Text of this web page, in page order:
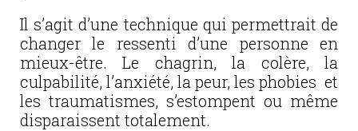
Il s’agit d’une technique qui permettrait de
changer le ressenti d’une personne en
mieux-être. Le chagrin, la colère, la
culpabilité, l’anxiété, la peur, les phobies et
les traumatismes, s’estompent ou même
disparaissent totalement.